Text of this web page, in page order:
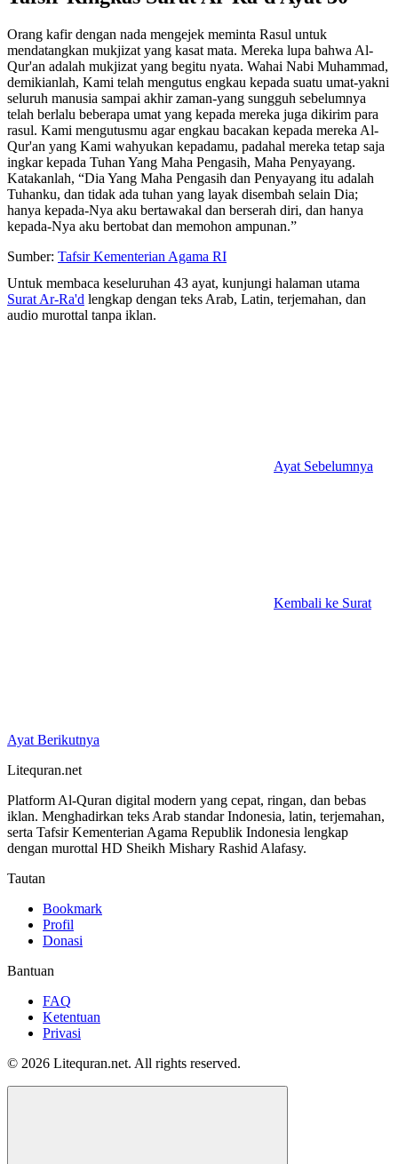
Orang kafir dengan nada mengejek meminta Rasul untuk
mendatangkan mukjizat yang kasat mata. Mereka lupa bahwa Al-
Qur'an adalah mukjizat yang begitu nyata. Wahai Nabi Muhammad,
demikianlah, Kami telah mengutus engkau kepada suatu umat-yakni
seluruh manusia sampai akhir zaman-yang sungguh sebelumnya
telah berlalu beberapa umat yang kepada mereka juga dikirim para
rasul. Kami mengutusmu agar engkau bacakan kepada mereka Al-
Qur'an yang Kami wahyukan kepadamu, padahal mereka tetap saja
ingkar kepada Tuhan Yang Maha Pengasih, Maha Penyayang.
Katakanlah, “Dia Yang Maha Pengasih dan Penyayang itu adalah
Tuhanku, dan tidak ada tuhan yang layak disembah selain Dia;
hanya kepada-Nya aku bertawakal dan berserah diri, dan hanya
kepada-Nya aku bertobat dan memohon ampunan.”
Sumber: Tafsir Kementerian Agama RI
Untuk membaca keseluruhan 43 ayat, kunjungi halaman utama
Surat Ar-Ra'd lengkap dengan teks Arab, Latin, terjemahan, dan
audio murottal tanpa iklan.
Ayat Sebelumnya
Kembali ke Surat
Ayat Berikutnya
Litequran.net
Platform Al-Quran digital modern yang cepat, ringan, dan bebas
iklan. Menghadirkan teks Arab standar Indonesia, latin, terjemahan,
serta Tafsir Kementerian Agama Republik Indonesia lengkap
dengan murottal HD Sheikh Mishary Rashid Alafasy.
Tautan
Bookmark
Profil
Donasi
Bantuan
FAQ
Ketentuan
Privasi
© 2026 Litequran.net. All rights reserved.